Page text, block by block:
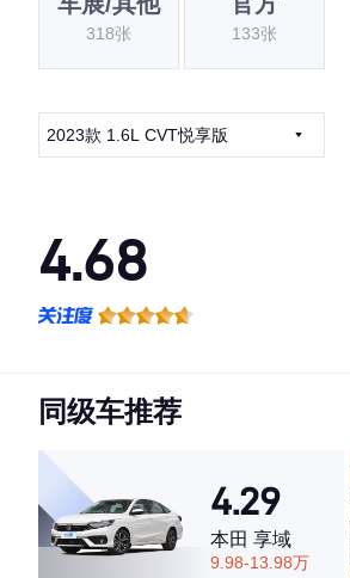
318张 133张
2023款 1.6L CVT悦享版
4.68
·空间表现较为优秀，优于79%同级车
同级车推荐
4.29
本田 享域
9.98-13.98万